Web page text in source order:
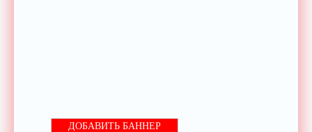
ДОБАВИТЬ БАННЕР